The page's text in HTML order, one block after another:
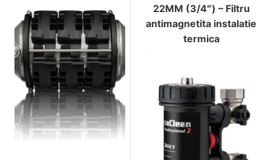
22MM (3/4″) – Filtru
antimagnetita instalatie
termica